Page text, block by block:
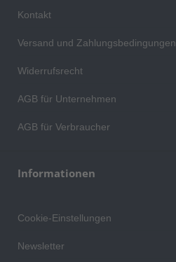
Kontakt
Versand und Zahlungsbedingungen
Widerrufsrecht
AGB für Unternehmen
AGB für Verbraucher
Informationen
Cookie-Einstellungen
Newsletter